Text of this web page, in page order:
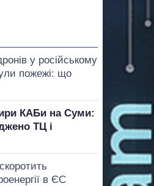
у російському
пожежі: що
КАБи на Суми:
ТЦ і
в ЄС